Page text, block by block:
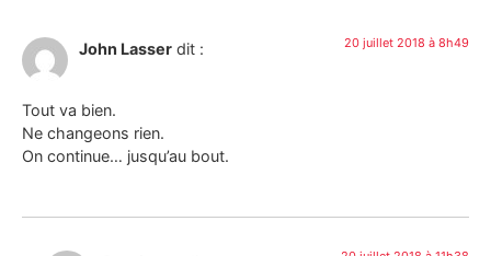
John Lasser dit : 20 juillet 2018 à 8h49
Tout va bien.
Ne changeons rien.
On continue… jusqu’au bout.